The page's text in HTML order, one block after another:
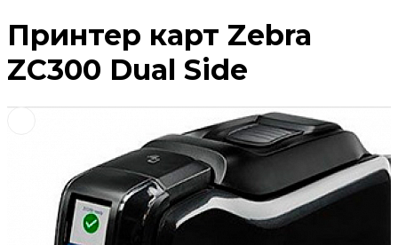
Принтер карт Zebra
ZC300 Dual Side